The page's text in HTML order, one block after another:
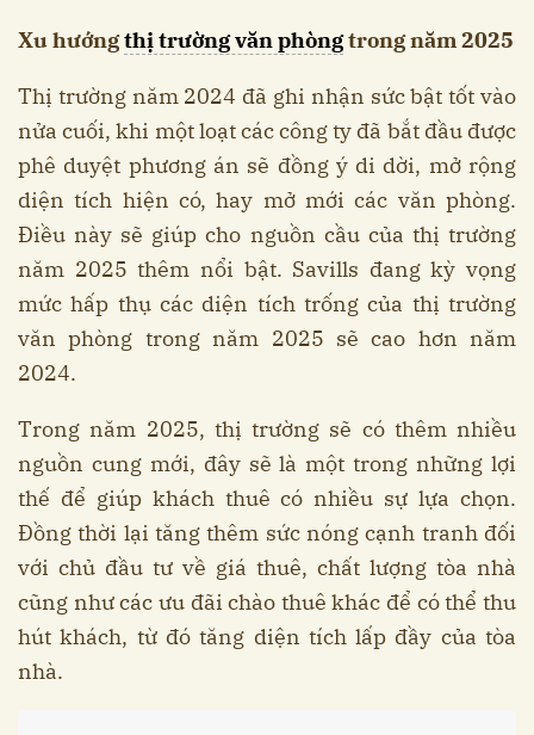
Xu hướngthị trường văn phòngtrong năm 2025
Thị trường năm 2024 đã ghi nhận sức bật tốt vào
nửa cuối, khi một loạt các công ty đã bắt đầu được
phê duyệt phương án sẽ đồng ý di dời, mở rộng
diện tích hiện có, hay mở mới các văn phòng.
Điều này sẽ giúp cho nguồn cầu của thị trường
năm 2025 thêm nổi bật. Savills đang kỳ vọng
mức hấp thụ các diện tích trống của thị trường
văn phòng trong năm 2025 sẽ cao hơn năm
2024.
Trong năm 2025, thị trường sẽ có thêm nhiều
nguồn cung mới, đây sẽ là một trong những lợi
thế để giúp khách thuê có nhiều sự lựa chọn.
Đồng thời lại tăng thêm sức nóng cạnh tranh đối
với chủ đầu tư về giá thuê, chất lượng tòa nhà
cũng như các ưu đãi chào thuê khác để có thể thu
hút khách, từ đó tăng diện tích lấp đầy của tòa
nhà.